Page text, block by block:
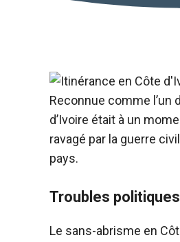
Reconnue comme l’un
d’Ivoire était à un
ravagé par la guerre
pays.
Troubles politiques
Le sans-abrisme en